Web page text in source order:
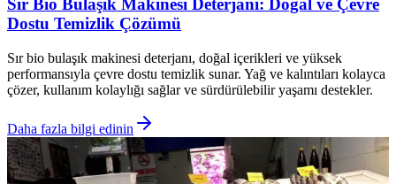
Sır Bio Bulaşık Makinesi Deterjanı: Doğal ve Çevre
Dostu Temizlik Çözümü
Sır bio bulaşık makinesi deterjanı, doğal içerikleri ve yüksek
performansıyla çevre dostu temizlik sunar. Yağ ve kalıntıları kolayca
çözer, kullanım kolaylığı sağlar ve sürdürülebilir yaşamı destekler.
Daha fazla bilgi edinin